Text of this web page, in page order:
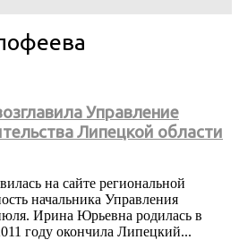
Управление
Липецкой области
на сайте региональной
начальника Управления
Ирина Юрьевна родилась в
году окончила Липецкий...